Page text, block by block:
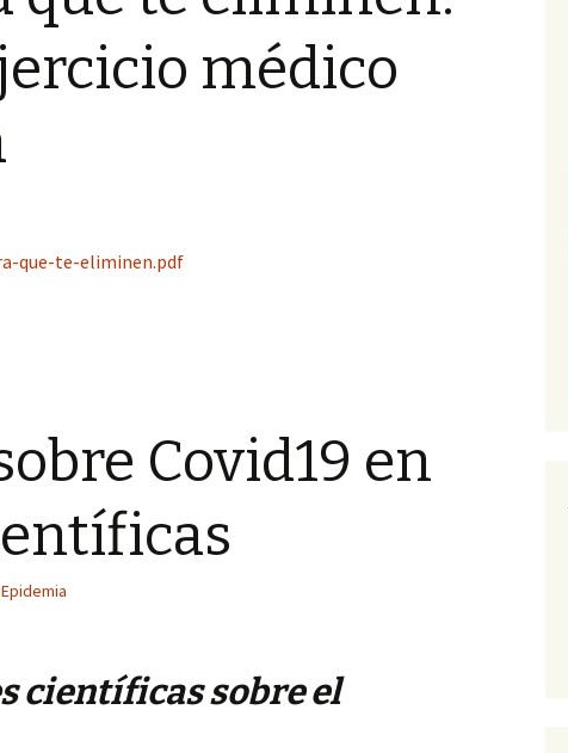
médico
que-te-eliminen.pdf
Covid19 en
Epidemia
científicas sobre el